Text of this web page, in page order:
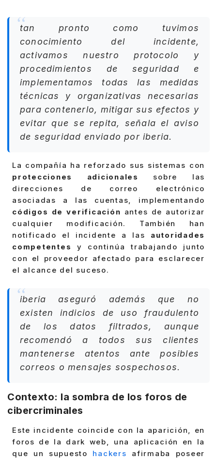
tan pronto como tuvimos
conocimiento del incidente,
activamos nuestro protocolo y
procedimientos de seguridad e
implementamos todas las medidas
técnicas y organizativas necesarias
para contenerlo, mitigar sus efectos y
evitar que se repita, señala el aviso
de seguridad enviado por iberia.
La compañía ha reforzado sus sistemas con
protecciones adicionales
sobre las
direcciones de correo electrónico
asociadas a las cuentas, implementando
códigos de verificación antes de autorizar
cualquier modificación. También han
notificado el incidente a las autoridades
competentes y continúa trabajando junto
con el proveedor afectado para esclarecer
el alcance del suceso.
iberia aseguró además que no
existen indicios de uso fraudulento
de los datos filtrados, aunque
recomendó a todos sus clientes
mantenerse atentos ante posibles
correos o mensajes sospechosos.
Contexto: la sombra de los foros de
cibercriminales
Este incidente coincide con la aparición, en
foros de la dark web, una aplicación en la
que un supuesto hackers afirmaba poseer